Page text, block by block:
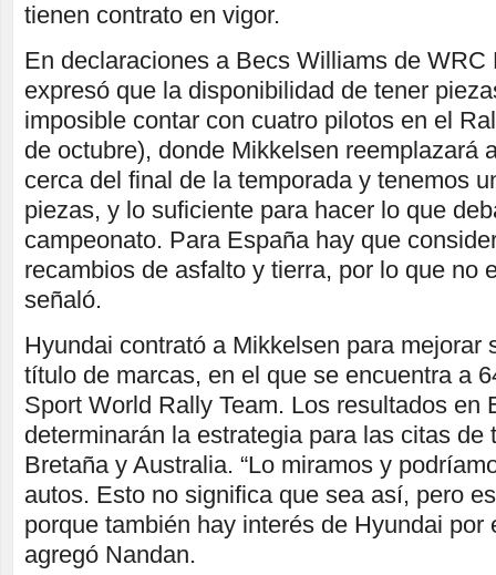
tienen contrato en vigor.
En declaraciones a Becs Williams de WRC
expresó que la disponibilidad de tener
imposible contar con cuatro pilotos en el
de octubre), donde Mikkelsen reemplazará
cerca del final de la temporada y tenemos
piezas, y lo suficiente para hacer lo que
campeonato. Para España hay que
recambios de asfalto y tierra, por lo que no
señaló.
Hyundai contrató a Mikkelsen para mejorar
título de marcas, en el que se encuentra a
Sport World Rally Team. Los resultados en
determinarán la estrategia para las citas de
Bretaña y Australia. “Lo miramos y
autos. Esto no significa que sea así, pero
porque también hay interés de Hyundai por
agregó Nandan.